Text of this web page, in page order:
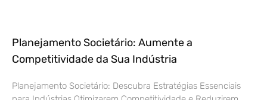
Planejamento Societário: Aumente a
Competitividade da Sua Indústria
Planejamento Societário: Descubra Estratégias Essenciais